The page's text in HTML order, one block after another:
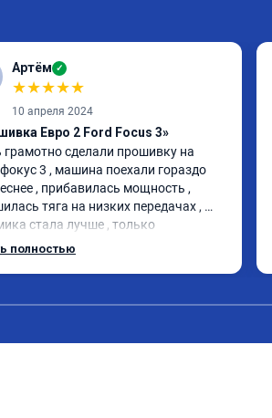
Артём ✓
★★★★★
10 апреля 2024
Евро 2 Ford Focus 3»
грамотно сделали прошивку на
3 , машина поехали гораздо
, прибавилась мощность ,
тяга на низких передачах ,
стала лучше , только
эмоции , цена
полностью